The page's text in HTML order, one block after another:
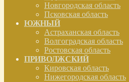
Новгородская область
Псковская область
ЮЖНЫЙ
Астраханская область
Волгоградская область
Ростовская область
ПРИВОЛЖСКИЙ
Кировская область
Нижегородская область